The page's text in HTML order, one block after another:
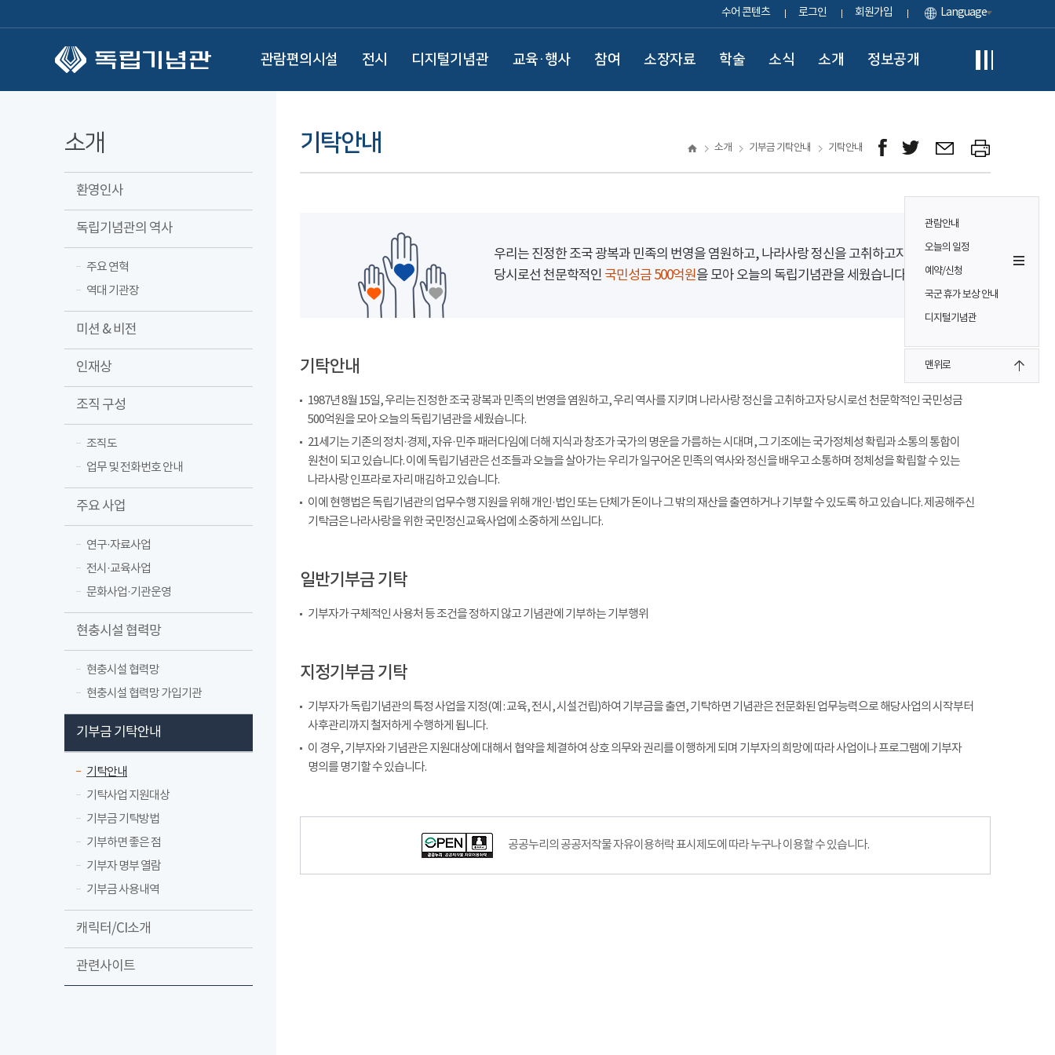
수어 콘텐츠 로그인 회원가입 Language
관람편의시설 전시 디지털기념관 교육·행사 참여 소장자료 학술 소식 소개 정보공개
관람안내
오늘의 일정
예약/신청
국군 휴가 보상 안내
디지털기념관
맨위로
소개
환영인사
독립기념관의 역사
주요 연혁
역대 기관장
미션 & 비전
인재상
조직 구성
조직도
업무 및 전화번호 안내
주요 사업
연구·자료사업
전시·교육사업
문화사업·기관운영
현충시설 협력망
현충시설 협력망
현충시설 협력망 가입기관
기부금 기탁안내
기탁안내
기탁사업 지원대상
기부금 기탁방법
기부하면 좋은 점
기부자 명부 열람
기부금 사용내역
캐릭터/CI소개
관련사이트
기탁안내 소개 기부금 기탁안내 기탁안내
우리는 진정한 조국 광복과 민족의 번영을 염원하고, 나라사랑 정신을 고취하고자
당시로선 천문학적인 국민성금 500억원을 모아 오늘의 독립기념관을 세웠습니다.
기탁안내
1987년 8월 15일, 우리는 진정한 조국 광복과 민족의 번영을 염원하고, 우리 역사를 지키며 나라사랑 정신을 고취하고자 당시로선 천문학적인 국민성금
500억원을 모아 오늘의 독립기념관을 세웠습니다.
21세기는 기존의 정치·경제, 자유·민주 패러다임에 더해 지식과 창조가 국가의 명운을 가름하는 시대며, 그 기조에는 국가정체성 확립과 소통의 통합이
원천이 되고 있습니다. 이에 독립기념관은 선조들과 오늘을 살아가는 우리가 일구어온 민족의 역사와 정신을 배우고 소통하며 정체성을 확립할 수 있는
나라사랑 인프라로 자리 매김하고 있습니다.
이에 현행법은 독립기념관의 업무수행 지원을 위해 개인·법인 또는 단체가 돈이나 그 밖의 재산을 출연하거나 기부할 수 있도록 하고 있습니다. 제공해주신
기탁금은 나라사랑을 위한 국민정신교육사업에 소중하게 쓰입니다.
일반기부금 기탁
기부자가 구체적인 사용처 등 조건을 정하지 않고 기념관에 기부하는 기부행위
지정기부금 기탁
기부자가 독립기념관의 특정 사업을 지정(예 : 교육, 전시, 시설건립)하여 기부금을 출연, 기탁하면 기념관은 전문화된 업무능력으로 해당사업의 시작부터
사후관리까지 철저하게 수행하게 됩니다.
이 경우, 기부자와 기념관은 지원대상에 대해서 협약을 체결하여 상호 의무와 권리를 이행하게 되며 기부자의 희망에 따라 사업이나 프로그램에 기부자
명의를 명기할 수 있습니다.
공공누리공공저작물자유이용허락–출처표시이미지
공공누리의 공공저작물 자유이용허락 표시제도에 따라 누구나 이용할 수 있습니다.